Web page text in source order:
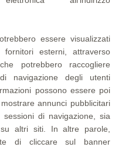
essere visualizzati
esterni, attraverso
potrebbero raccogliere
navigazione degli utenti
possono essere poi
annunci pubblicitari
sessioni di navigazione, sia
altri siti. In altre parole,
di cliccare sul banner